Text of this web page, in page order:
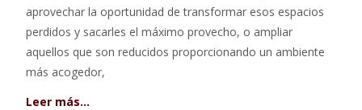
aprovechar la oportunidad de transformar esos espacios
perdidos y sacarles el máximo provecho, o ampliar
aquellos que son reducidos proporcionando un ambiente
más acogedor,
Leer más…